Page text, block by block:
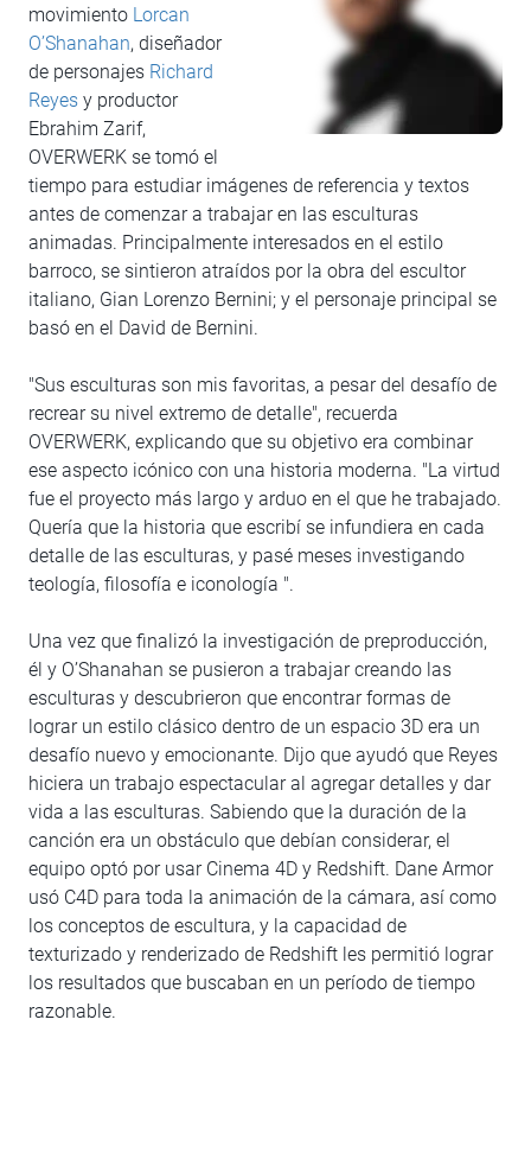
movimiento Lorcan
O’Shanahan, diseñador
de personajes Richard
Reyes y productor
Ebrahim Zarif,
OVERWERK se tomó el
tiempo para estudiar imágenes de referencia y textos
antes de comenzar a trabajar en las esculturas
animadas. Principalmente interesados en el estilo
barroco, se sintieron atraídos por la obra del escultor
italiano, Gian Lorenzo Bernini; y el personaje principal se
basó en el David de Bernini.
"Sus esculturas son mis favoritas, a pesar del desafío de
recrear su nivel extremo de detalle", recuerda
OVERWERK, explicando que su objetivo era combinar
ese aspecto icónico con una historia moderna. "La virtud
fue el proyecto más largo y arduo en el que he trabajado.
Quería que la historia que escribí se infundiera en cada
detalle de las esculturas, y pasé meses investigando
teología, filosofía e iconología ".
Una vez que finalizó la investigación de preproducción,
él y O’Shanahan se pusieron a trabajar creando las
esculturas y descubrieron que encontrar formas de
lograr un estilo clásico dentro de un espacio 3D era un
desafío nuevo y emocionante. Dijo que ayudó que Reyes
hiciera un trabajo espectacular al agregar detalles y dar
vida a las esculturas. Sabiendo que la duración de la
canción era un obstáculo que debían considerar, el
equipo optó por usar Cinema 4D y Redshift. Dane Armor
usó C4D para toda la animación de la cámara, así como
los conceptos de escultura, y la capacidad de
texturizado y renderizado de Redshift les permitió lograr
los resultados que buscaban en un período de tiempo
razonable.